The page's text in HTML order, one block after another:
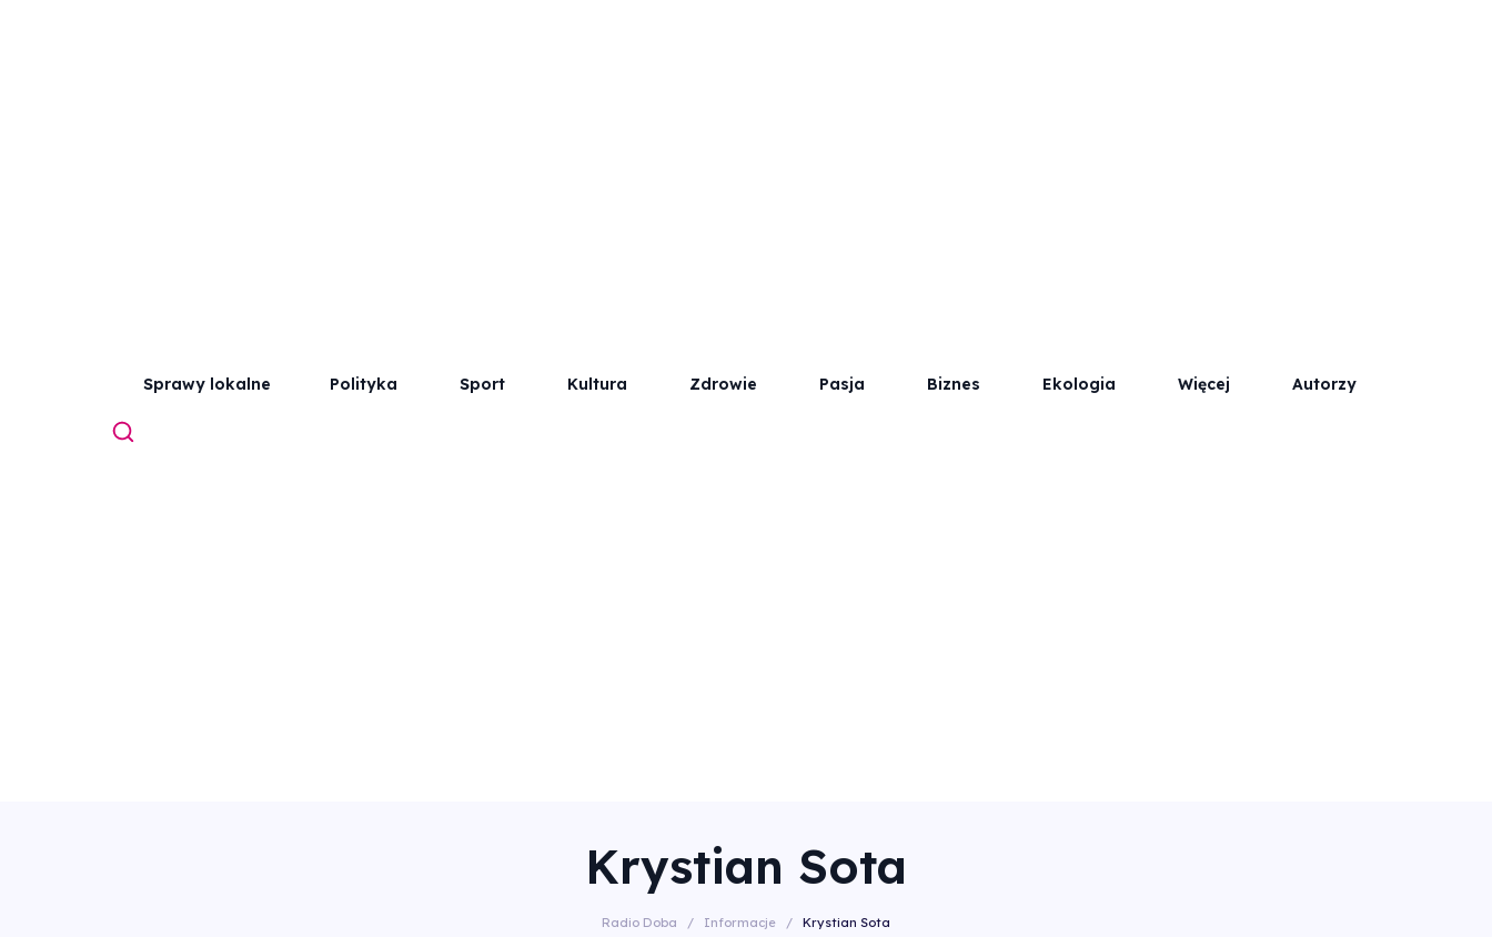
Sprawy lokalne Polityka Sport Kultura Zdrowie Pasja Biznes Ekologia Więcej Autorzy
Krystian Sota
Radio Doba / Informacje / Krystian Sota